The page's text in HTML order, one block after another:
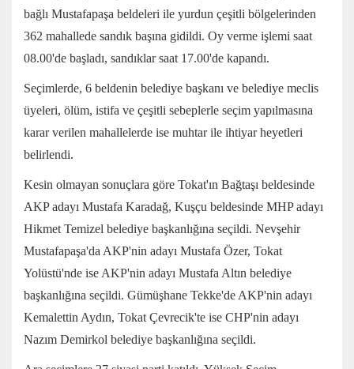
bağlı Mustafapaşa beldeleri ile yurdun çeşitli bölgelerinden
362 mahallede sandık başına gidildi. Oy verme işlemi saat
08.00'de başladı, sandıklar saat 17.00'de kapandı.
Seçimlerde, 6 beldenin belediye başkanı ve belediye meclis
üyeleri, ölüm, istifa ve çeşitli sebeplerle seçim yapılmasına
karar verilen mahallelerde ise muhtar ile ihtiyar heyetleri
belirlendi.
Kesin olmayan sonuçlara göre Tokat'ın Bağtaşı beldesinde
AKP adayı Mustafa Karadağ, Kuşçu beldesinde MHP adayı
Hikmet Temizel belediye başkanlığına seçildi. Nevşehir
Mustafapaşa'da AKP'nin adayı Mustafa Özer, Tokat
Yolüstü'nde ise AKP'nin adayı Mustafa Altın belediye
başkanlığına seçildi. Gümüşhane Tekke'de AKP'nin adayı
Kemalettin Aydın, Tokat Çevrecik'te ise CHP'nin adayı
Nazım Demirkol belediye başkanlığına seçildi.